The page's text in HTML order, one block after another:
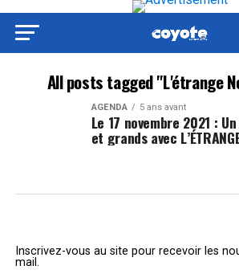
All posts tagged "L'étrange
AGENDA 5 ans avant
Le 17 novembre 2021 :
et grands avec
Inscrivez-vous au site pour recevoir les
mail.